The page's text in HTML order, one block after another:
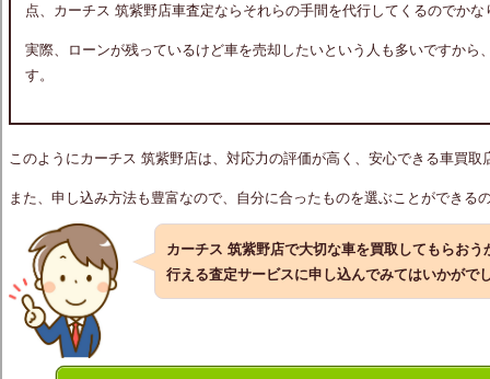
点、カーチス 筑紫野店車査定ならそれらの手間を代行してくるのでかな
実際、ローンが残っているけど車を売却したいという人も多いですから
す。
このようにカーチス 筑紫野店は、対応力の評価が高く、安心できる車買取
また、申し込み方法も豊富なので、自分に合ったものを選ぶことができる
カーチス 筑紫野店で大切な車を買取してもらお
行える査定サービスに申し込んでみてはいかがで